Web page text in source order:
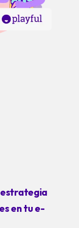
estrategia
en tu e-